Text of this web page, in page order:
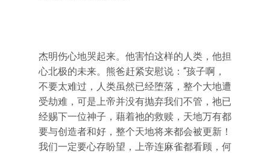
杰明伤心地哭起来。他害怕这样的人类，他担
心北极的未来。熊爸赶紧安慰说：“孩子啊，
不要太难过，人类虽然已经堕落，整个大地遭
受劫难，可是上帝并没有抛弃我们不管，祂已
经赐下一位神子，藉着祂的救赎，天地万有都
要与创造者和好，整个天地将来都会被更新！
我们一定要心存盼望，上帝连麻雀都看顾，何